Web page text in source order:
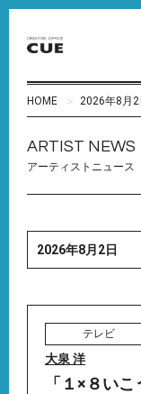
HOME 2026年8月2
ARTIST NEWS
アーティストニュース
2026年8月2日
テレビ
大泉 洋
「１×８い